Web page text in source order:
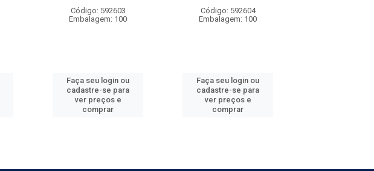
Código: 592603
Embalagem: 100
Faça seu login ou
cadastre-se para
ver preços e
comprar
Código: 592604
Embalagem: 100
Faça seu login ou
cadastre-se para
ver preços e
comprar